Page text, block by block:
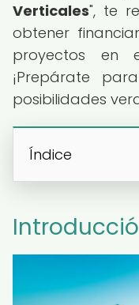
Verticales", te
obtener
proyectos en
¡Prepárate
posibilidades
Índice